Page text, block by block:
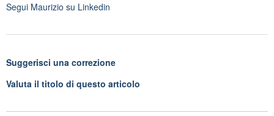
Segui Maurizio su Linkedin
Suggerisci una correzione
Valuta il titolo di questo articolo